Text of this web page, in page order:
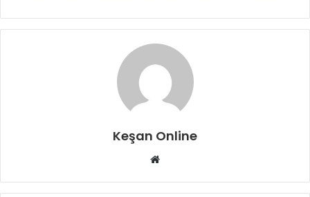
Keşan Online
Web